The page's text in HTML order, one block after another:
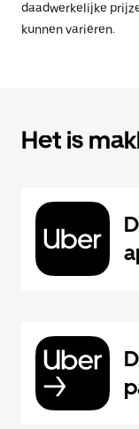
daadwerkelijke
kunnen variëren.
Het is